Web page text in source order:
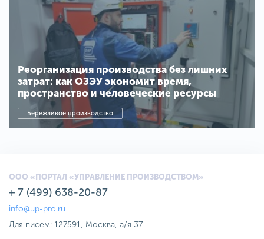
Реорганизация производства без лишних
затрат: как ОЗЭУ экономит время,
пространство и человеческие ресурсы
Бережливое производство
ООО «ПОРТАЛ «УПРАВЛЕНИЕ ПРОИЗВОДСТВОМ»
+ 7 (499) 638-20-87
info@up-pro.ru
Для писем: 127591, Москва, а/я 37